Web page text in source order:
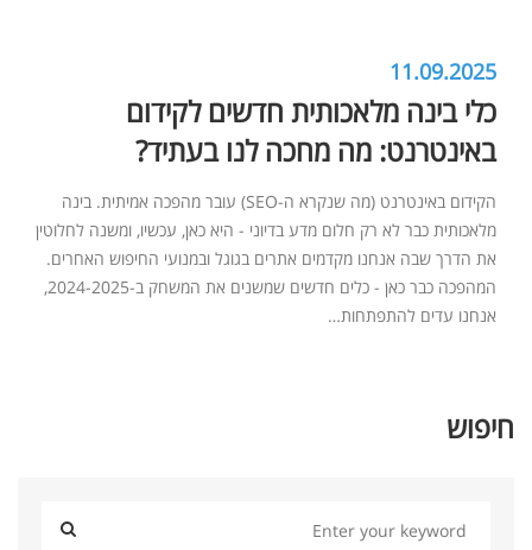
11.09.2025
כלי בינה מלאכותית חדשים לקידום
באינטרנט: מה מחכה לנו בעתיד?
הקידום באינטרנט (מה שנקרא ה-SEO) עובר מהפכה אמיתית. בינה
מלאכותית כבר לא רק חלום מדע בדיוני - היא כאן, עכשיו, ומשנה לחלוטין
את הדרך שבה אנחנו מקדמים אתרים בגוגל ובמנועי החיפוש האחרים.
המהפכה כבר כאן - כלים חדשים שמשנים את המשחק ב-2024-2025,
אנחנו עדים להתפתחות…
חיפוש